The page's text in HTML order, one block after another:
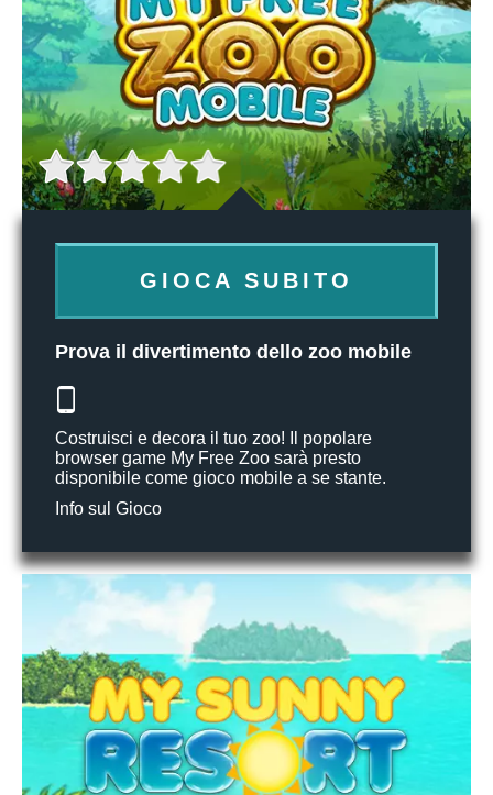
GIOCA SUBITO
Prova il divertimento dello zoo mobile
Costruisci e decora il tuo zoo! Il popolare
browser game My Free Zoo sarà presto
disponibile come gioco mobile a se stante.
Info sul Gioco